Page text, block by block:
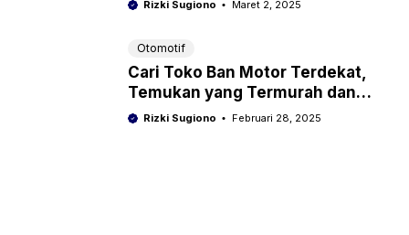
Rizki Sugiono Maret 2, 2025
Otomotif
Cari Toko Ban Motor Terdekat,
Temukan yang Termurah dan
Terpercaya!
Rizki Sugiono Februari 28, 2025